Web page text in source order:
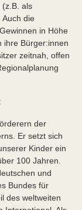
(z.B. als
Auch die
in Höhe
ihre Bürger:innen
zeitnah, offen
der
Er setzt sich
Kinder ein
100 Jahren.
und
Bundes für
des weltweiten